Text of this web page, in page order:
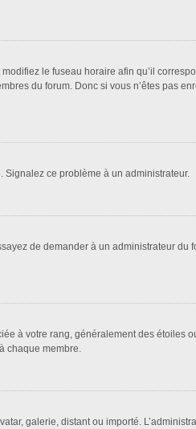
le fuseau horaire afin qu’il
du forum. Donc si vous n’êtes pas
Signalez ce problème à un administrateur.
de demander à un administrateur du
à votre rang, généralement des étoiles
chaque membre.
galerie, distant ou importé.